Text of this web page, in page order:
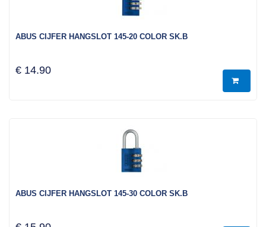
ABUS CIJFER HANGSLOT 145-20 COLOR SK.B
€ 14.90
ABUS CIJFER HANGSLOT 145-30 COLOR SK.B